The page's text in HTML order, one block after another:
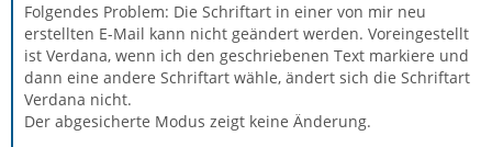
Folgendes Problem: Die Schriftart in einer von mir neu
erstellten E-Mail kann nicht geändert werden. Voreingestellt
ist Verdana, wenn ich den geschriebenen Text markiere und
dann eine andere Schriftart wähle, ändert sich die Schriftart
Verdana nicht.
Der abgesicherte Modus zeigt keine Änderung.